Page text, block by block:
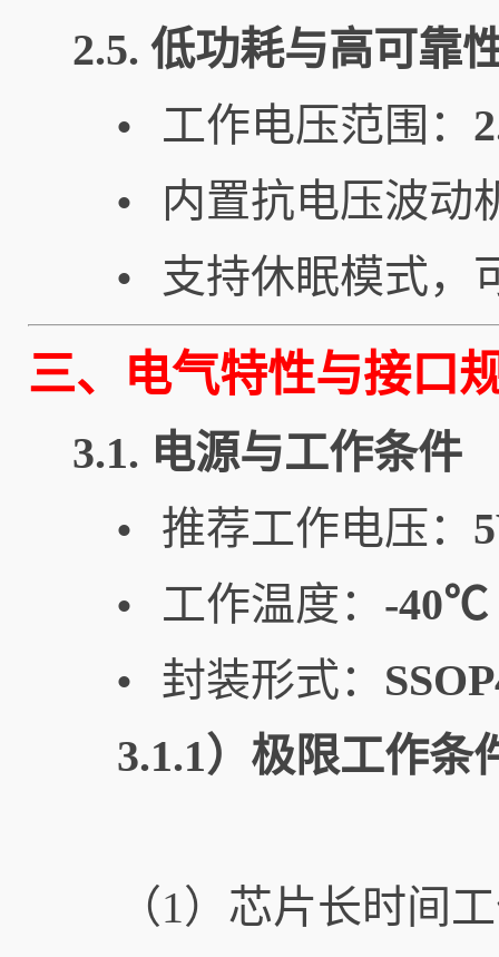
2.5. 低功耗与高可靠
• 工作电压范围：
• 内置抗电压波动
• 支持休眠模式，
三、电气特性与接口
3.1. 电源与工作条件
• 推荐工作电压：
• 工作温度： -40℃
• 封装形式：
3.1.1）极限工作条
（1）芯片长时间